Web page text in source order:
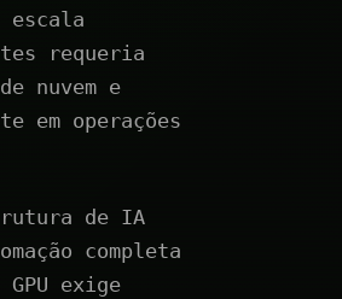
escala
requeria
nuvem e
em operações
de IA
completa
exige